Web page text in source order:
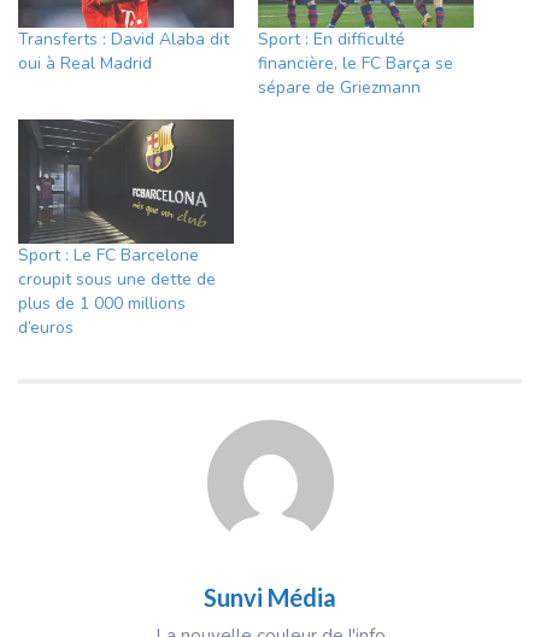
Transferts : David Alaba dit
oui à Real Madrid
Sport : En difficulté
financière, le FC Barça se
sépare de Griezmann
Sport : Le FC Barcelone
croupit sous une dette de
plus de 1 000 millions
d’euros
Sunvi Média